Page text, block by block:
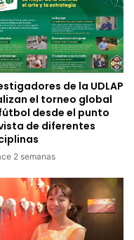
de la UDLAP
el torneo global
desde el punto
de diferentes
2 semanas